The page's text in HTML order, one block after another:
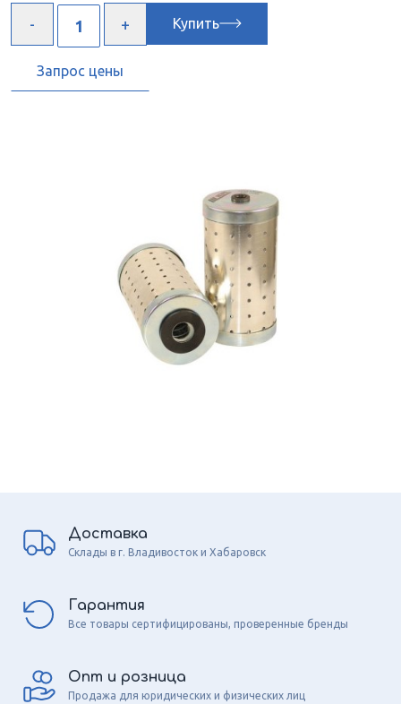
Купить
Запрос цены
Доставка
Склады в г. Владивосток и Хабаровск
Гарантия
Все товары сертифицированы, проверенные бренды
Опт и розница
Продажа для юридических и физических лиц